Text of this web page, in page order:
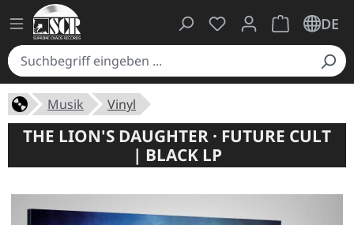
Du hast 0 Produkte
Warenkorb
DE
Musik Vinyl
THE LION'S DAUGHTER · FUTURE CULT
| BLACK LP